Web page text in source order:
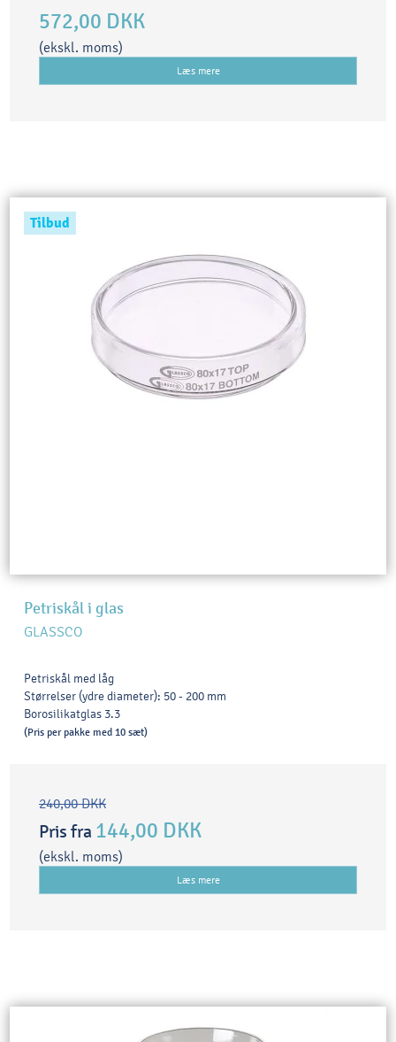
572,00 DKK
(ekskl. moms)
Læs mere
Tilbud
Petriskål i glas
GLASSCO
Petriskål med låg
Størrelser (ydre diameter): 50 - 200 mm
Borosilikatglas 3.3
(Pris per pakke med 10 sæt)
240,00 DKK
Pris fra 144,00 DKK
(ekskl. moms)
Læs mere